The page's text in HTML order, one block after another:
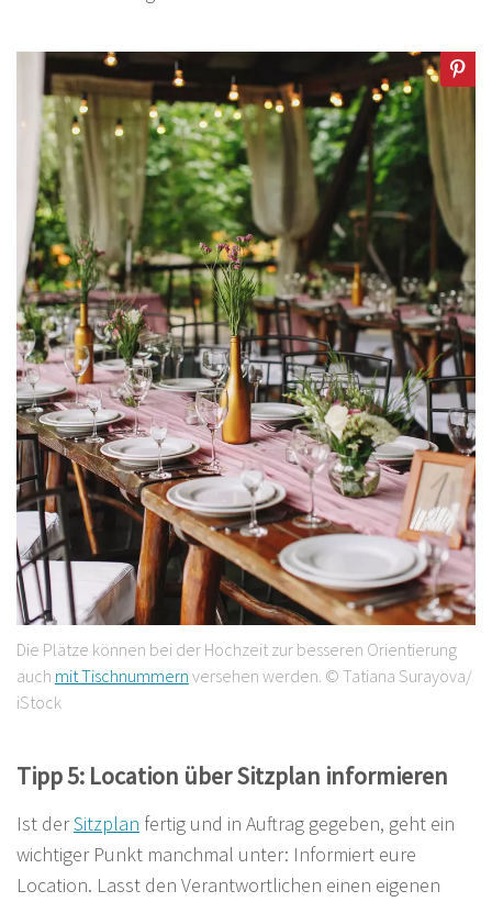
Die Plätze können bei der Hochzeit zur besseren Orientierung
auch mit Tischnummern versehen werden. © Tatiana Surayova/
iStock
Tipp 5: Location über Sitzplan informieren
Ist derSitzplan fertig und in Auftrag gegeben, geht ein
wichtiger Punkt manchmal unter: Informiert eure
Location. Lasst den Verantwortlichen einen eigenen